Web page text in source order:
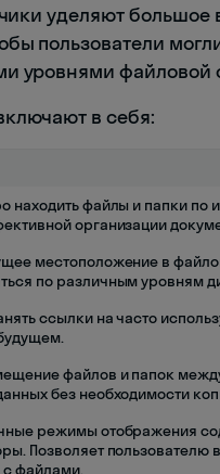
уделяют большое
пользователи
уровнями файловой
в себя:
находить файлы и папки по
организации
местоположение в
по различным уровням
ссылки на часто
файлов и папок
без необходимости
режимы отображения
Позволяет пользователю
с файлами.